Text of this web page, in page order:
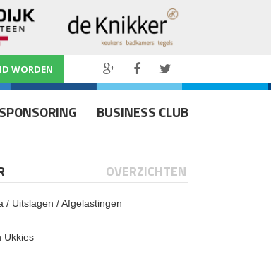
WORDEN
SPONSORING BUSINESS CLUB
OVERZICHTEN
/ Uitslagen / Afgelastingen
Ukkies